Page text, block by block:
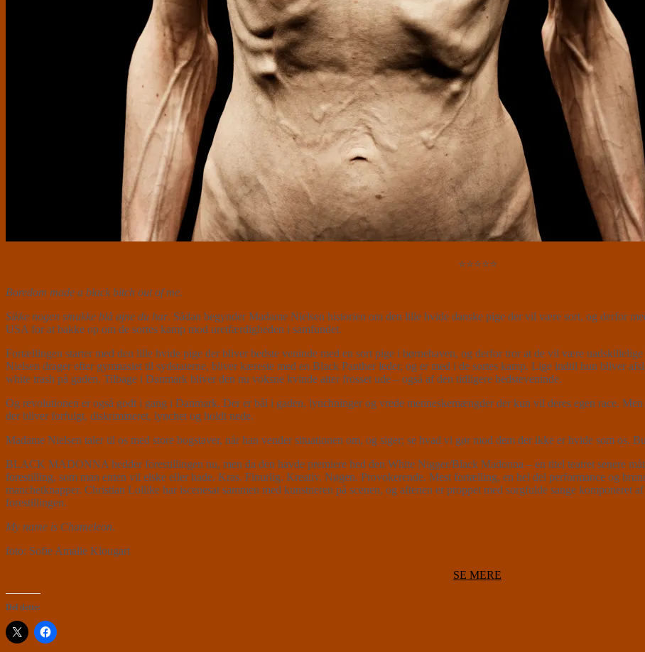
⭐⭐⭐⭐⭐
Boredom made a black bitch out of me.
Sikke nogen smukke blå øjne du har. Sådan begynder Madame Nielsen historien om den lille hvide danske pige der vil være sort, og derfor
USA for at bakke op om de sortes kamp mod uretfærdigheden i samfundet.
Fortællingen starter med den lille hvide pige der bliver bedste veninde med en sort pige i børnehaven, og derfor tror at de vil være
Nielsen drager efter gymnasiet til sydstaterne, bliver kæreste med en Black Panther leder, og er med i de sortes kamp. Lige indtil hun bliver
white trash på gaden. Tilbage i Danmark bliver den nu voksne kvinde atter frosset ude – også af den tidligere bedsteveninde.
Og revolutionen er også godt i gang i Danmark. Der er bål i gaden, lynchninger og vrede menneskemængder der kun vil deres egen race.
der bliver forfulgt, diskrimineret, lynchet og holdt nede.
Madame Nielsen taler til os med store bogstaver, når han vender situationen om, og siger; se hvad vi gør mod dem der ikke er hvide som os.
BLACK MADONNA hedder forestillingen nu, men da den havde premiere hed den White Nigger/Black Madonna – en titel teatret senere
forestilling, som man enten vil elske eller hade. Kras. Finurlig. Kreativ. Nøgen. Provokerende. Mest fortælling, en hel del performance og
manchetknapper. Christian Lollike har iscenesat sammen med kunstneren på scenen, og aftenen er proppet med sorgfulde sange komponeret
forestillingen.
My name is Chameleon.
foto: Sofie Amalie Klougart
SE MERE
Del dette: